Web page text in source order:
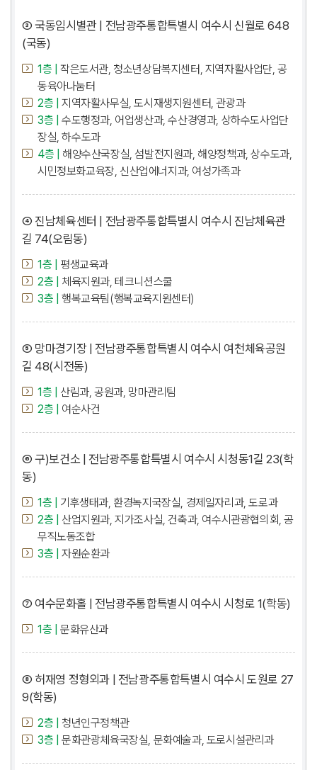
③ 국동임시별관 | 전남광주통합특별시 여수시 신월로 648
(국동)
1층 |
작은도서관, 청소년상담복지센터, 지역자활사업단, 공
동육아나눔터
2층 |
지역자활사무실, 도시재생지원센터, 관광과
3층 |
수도행정과, 어업생산과, 수산경영과, 상하수도사업단
장실, 하수도과
4층 |
해양수산국장실, 섬발전지원과, 해양정책과, 상수도과,
시민정보화교육장, 신산업에너지과, 여성가족과
④ 진남체육센터 | 전남광주통합특별시 여수시 진남체육관
길 74(오림동)
1층 |
평생교육과
2층 |
체육지원과, 테크니션스쿨
3층 |
행복교육팀(행복교육지원센터)
⑤ 망마경기장 | 전남광주통합특별시 여수시 여천체육공원
길 48(시전동)
1층 |
산림과, 공원과, 망마관리팀
2층 |
여순사건
⑥ 구)보건소 | 전남광주통합특별시 여수시 시청동1길 23(학
동)
1층 |
기후생태과, 환경녹지국장실, 경제일자리과, 도로과
2층 |
산업지원과, 지가조사실, 건축과, 여수시관광협의회, 공
무직노동조합
3층 |
자원순환과
⑦ 여수문화홀 | 전남광주통합특별시 여수시 시청로 1(학동)
1층 | 문화유산과
⑧ 허재영 정형외과 | 전남광주통합특별시 여수시 도원로 27
9(학동)
2층 |
청년인구정책관
3층 |
문화관광체육국장실, 문화예술과, 도로시설관리과